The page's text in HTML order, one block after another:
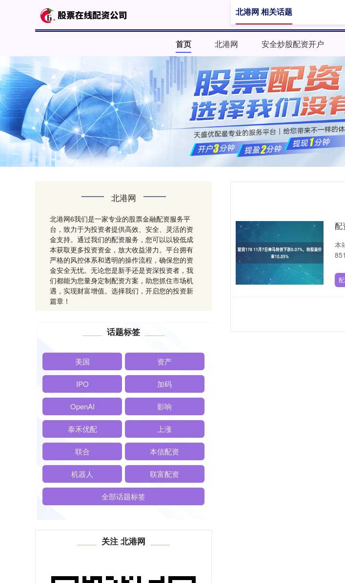
首页 北港网 安全炒股配资开户
北港网 相关话题
配
本
北港网
北港网6我们是一家专业的股票金融配资服务平
台，致力于为投资者提供高效、安全、灵活的资
金支持。通过我们的配资服务，您可以以较低成
本获取更多投资资金，放大收益潜力。平台拥有
严格的风控体系和透明的操作流程，确保您的资
金安全无忧。无论您是新手还是资深投资者，我
们都能为您量身定制配资方案，助您抓住市场机
遇，实现财富增值。选择我们，开启您的投资新
篇章！
话题标签
美国 资产
IPO 加码
OpenAI 影响
泰禾优配 上涨
联合 本信配资
机器人 联富配资
全部话题标签
关注 北港网